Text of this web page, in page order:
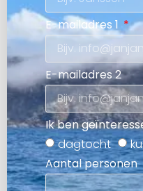
E-mailadres 1
E-mailadres 2
Ik ben
dagtocht
Aantal personen